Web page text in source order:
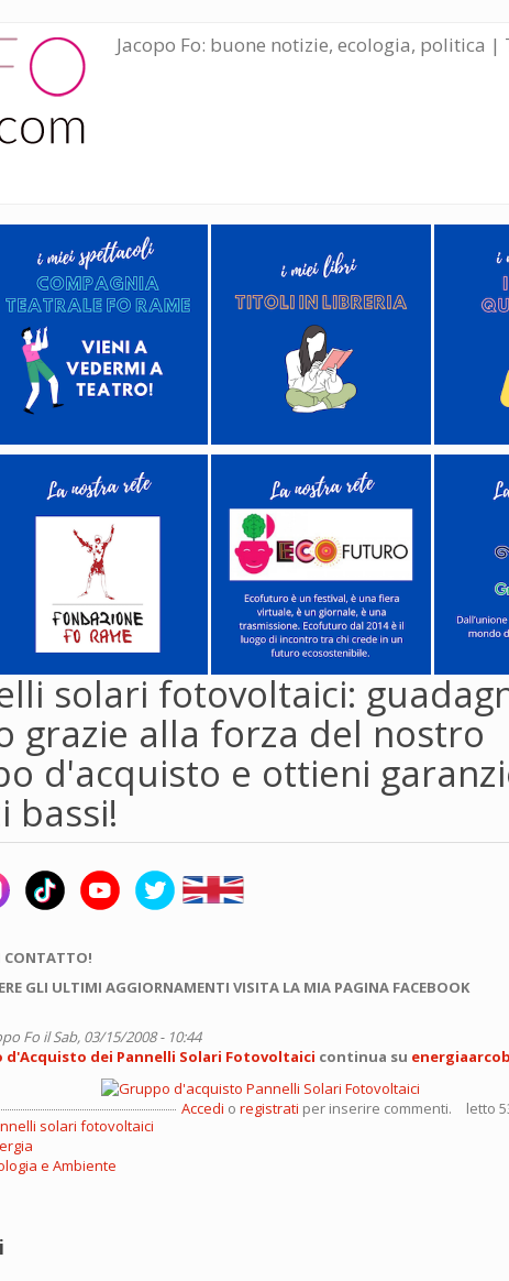
Jacopo Fo: buone notizie, ecologia, politica
solari fotovoltaici:
grazie alla forza del nostro
d'acquisto e ottieni
bassi!
CONTATTO!
GLI ULTIMI AGGIORNAMENTI VISITA LA MIA PAGINA FACEBOOK
Fo il Sab, 03/15/2008 - 10:44
d'Acquisto dei Pannelli Solari Fotovoltaici continua su
solari fotovoltaici
e Ambiente
Accedi o registrati per inserire commenti. letto